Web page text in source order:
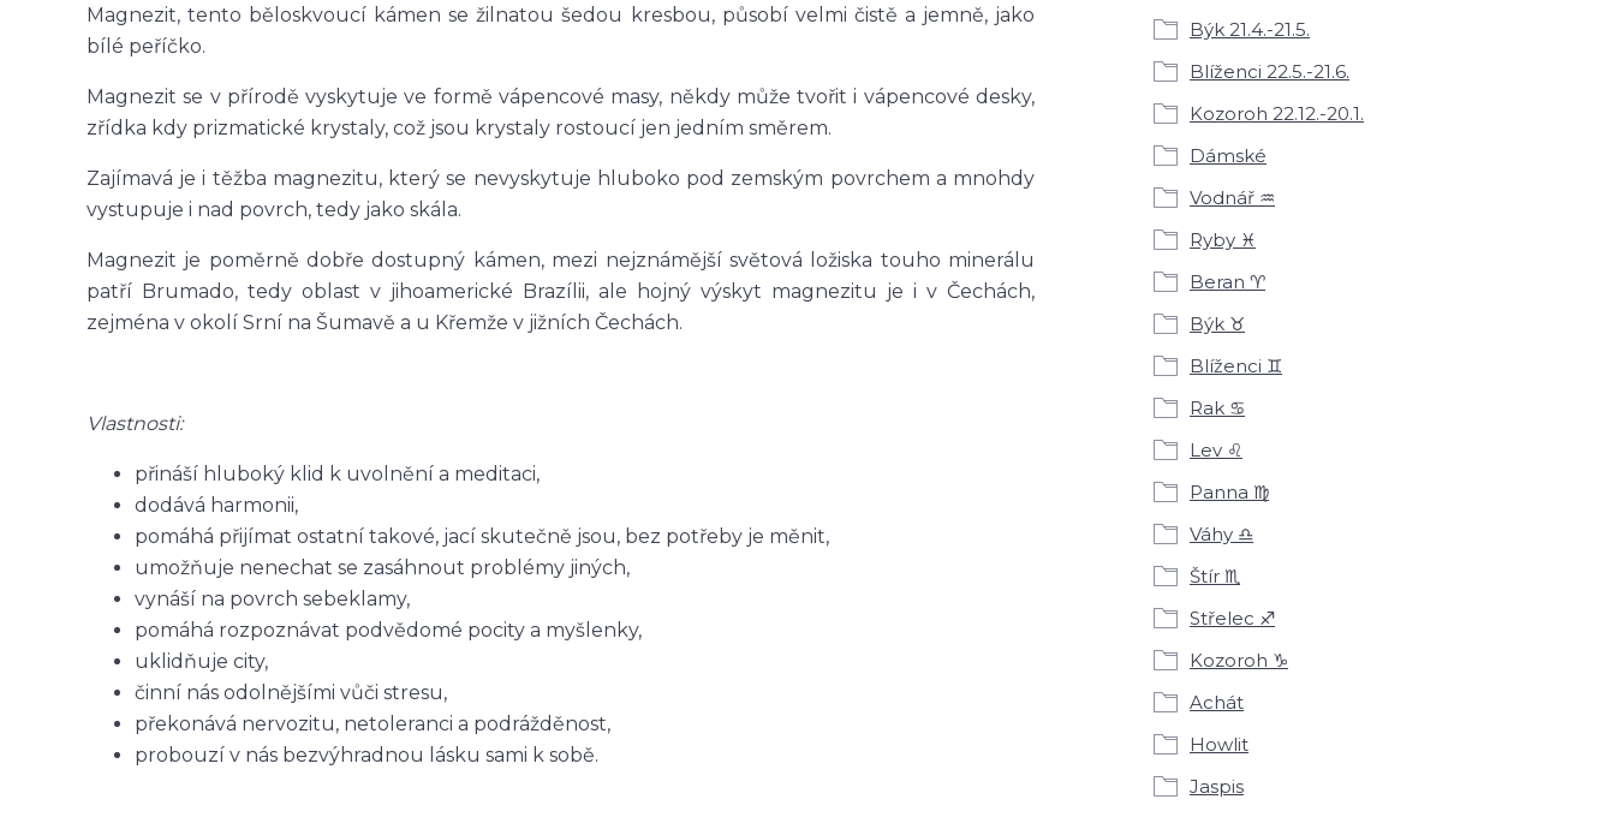
Magnezit, tento běloskvoucí kámen se žilnatou šedou kresbou, působí velmi čistě a jemně, jako
bílé peříčko.
Magnezit se v přírodě vyskytuje ve formě vápencové masy, někdy může tvořit i vápencové desky,
zřídka kdy prizmatické krystaly, což jsou krystaly rostoucí jen jedním směrem.
Zajímavá je i těžba magnezitu, který se nevyskytuje hluboko pod zemským povrchem a mnohdy
vystupuje i nad povrch, tedy jako skála.
Magnezit je poměrně dobře dostupný kámen, mezi nejznámější světová ložiska touho minerálu
patří Brumado, tedy oblast v jihoamerické Brazílii, ale hojný výskyt magnezitu je i v Čechách,
zejména v okolí Srní na Šumavě a u Křemže v jižních Čechách.
Vlastnosti:
přináší hluboký klid k uvolnění a meditaci,
dodává harmonii,
pomáhá přijímat ostatní takové, jací skutečně jsou, bez potřeby je měnit,
umožňuje nenechat se zasáhnout problémy jiných,
vynáší na povrch sebeklamy,
pomáhá rozpoznávat podvědomé pocity a myšlenky,
uklidňuje city,
činní nás odolnějšími vůči stresu,
překonává nervozitu, netoleranci a podrážděnost,
probouzí v nás bezvýhradnou lásku sami k sobě.
Býk 21.4.-21.5.
Blíženci 22.5.-21.6.
Kozoroh 22.12.-20.1.
Dámské
Vodnář ♒
Ryby ♓
Beran ♈
Býk ♉
Blíženci ♊
Rak ♋
Lev ♌
Panna ♍
Váhy ♎
Štír ♏
Střelec ♐
Kozoroh ♑
Achát
Howlit
Jaspis